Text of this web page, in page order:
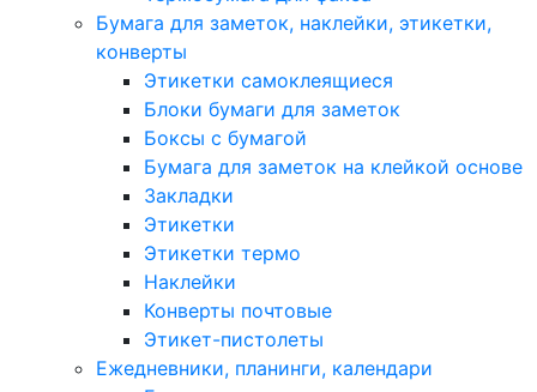
Бумага для заметок, наклейки, этикетки,
конверты
Этикетки самоклеящиеся
Блоки бумаги для заметок
Боксы с бумагой
Бумага для заметок на клейкой основе
Закладки
Этикетки
Этикетки термо
Наклейки
Конверты почтовые
Этикет-пистолеты
Ежедневники, планинги, календари